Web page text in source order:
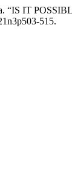
“IS IT
515.